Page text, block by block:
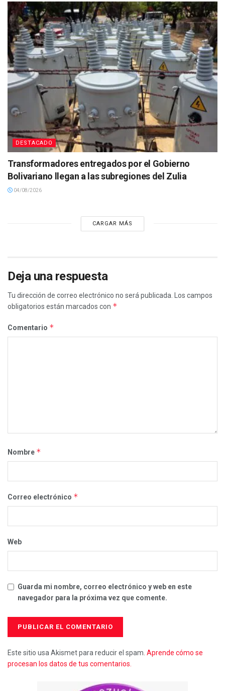
DESTACADO
Transformadores entregados por el Gobierno
Bolivariano llegan a las subregiones del Zulia
04/08/2026
CARGAR MÁS
Deja una respuesta
Tu dirección de correo electrónico no será publicada.
Los campos
obligatorios están marcados con *
Comentario *
Nombre *
Correo electrónico *
Web
Guarda mi nombre, correo electrónico y web en este
navegador para la próxima vez que comente.
Este sitio usa Akismet para reducir el spam. Aprende cómo se
procesan los datos de tus comentarios.